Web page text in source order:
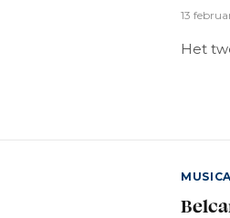
13
Het